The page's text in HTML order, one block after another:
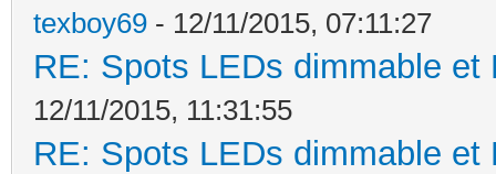
texboy69 - 12/11/2015, 07:11:27
RE: Spots LEDs dimmable
12/11/2015, 11:31:55
RE: Spots LEDs dimmable